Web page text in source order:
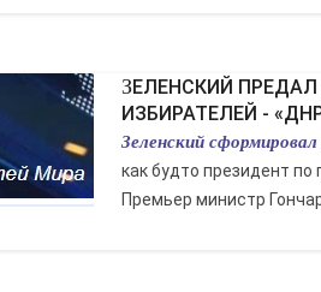
ЗЕЛЕНСКИЙ ПРЕДАЛ СВОИХ
ИЗБИРАТЕЛЕЙ -
Зеленский
как будто президент
Премьер министр